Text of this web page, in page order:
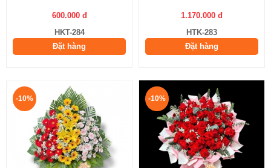
600.000 đ
HKT-284
Đặt hàng
1.170.000 đ
HTK-283
Đặt hàng
-10% -10%